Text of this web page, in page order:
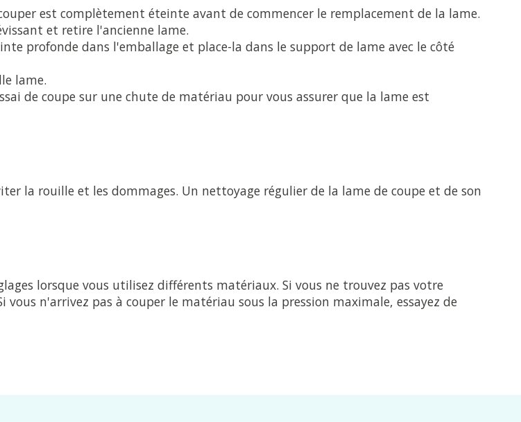
est complètement éteinte avant de commencer le remplacement de la lame.
et retire l'ancienne lame.
profonde dans l'emballage et place-la dans le support de lame avec le côté
lame.
de coupe sur une chute de matériau pour vous assurer que la lame est
la rouille et les dommages. Un nettoyage régulier de la lame de coupe et de son
lorsque vous utilisez différents matériaux. Si vous ne trouvez pas votre
n'arrivez pas à couper le matériau sous la pression maximale, essayez de